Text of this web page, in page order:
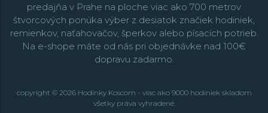
predajňa v Prahe na ploche viac ako 700 metrov
štvorcových ponúka výber z desiatok značiek hodiniek,
remienkov, naťahovačov, šperkov alebo písacích potrieb.
Na e-shope máte od nás pri objednávke nad 100€
dopravu zadarmo.
copyright © 2026 Hodinky Koscom - viac ako 9000 hodiniek skladom
všetky práva vyhradené.